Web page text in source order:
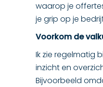
waarop je
je grip op je
Voorkom de
Ik zie regelmatig
inzicht en
Bijvoorbeeld